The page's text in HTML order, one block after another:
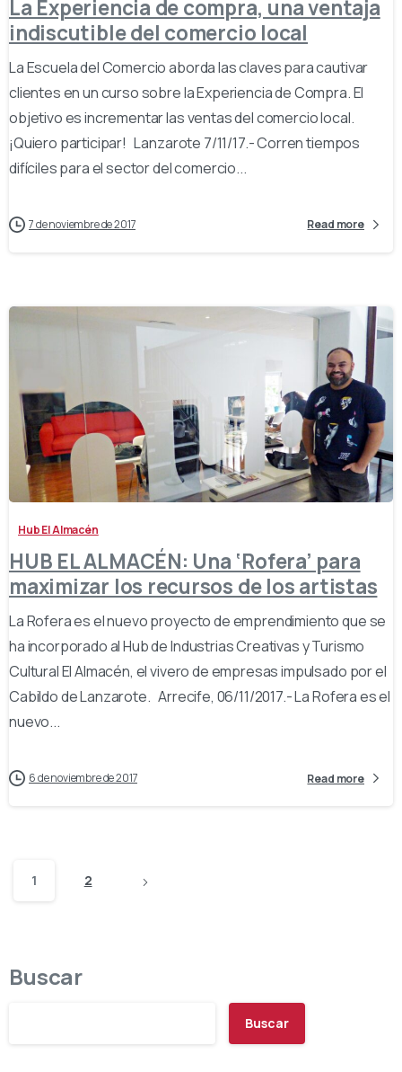
La Experiencia de compra, una ventaja
indiscutible del comercio local
La Escuela del Comercio aborda las claves para cautivar
clientes en un curso sobre la Experiencia de Compra. El
objetivo es incrementar las ventas del comercio local.
¡Quiero participar! Lanzarote 7/11/17.- Corren tiempos
difíciles para el sector del comercio...
7 de noviembre de 2017 Read more
-
Hub El Almacén
HUB EL ALMACÉN: Una ‘Rofera’ para
maximizar los recursos de los artistas
La Rofera es el nuevo proyecto de emprendimiento que se
ha incorporado al Hub de Industrias Creativas y Turismo
Cultural El Almacén, el vivero de empresas impulsado por el
Cabildo de Lanzarote. Arrecife, 06/11/2017.- La Rofera es el
nuevo...
6 de noviembre de 2017 Read more
1 2
Buscar
Buscar